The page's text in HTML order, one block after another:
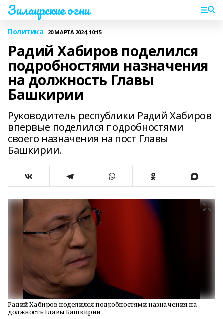
Зилаирские огни
Политика 20 МАРТА 2024, 10:15
Радий Хабиров поделился
подробностями назначения
на должность Главы
Башкирии
Руководитель республики Радий Хабиров
впервые поделился подробностями
своего назначения на пост Главы
Башкирии.
Радий Хабиров поделился подробностями назначения на
должность Главы Башкирии